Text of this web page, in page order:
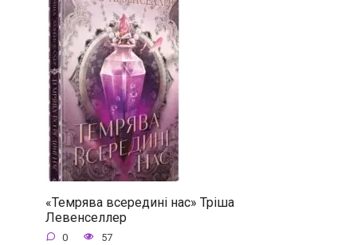
«Темрява всередині нас» Тріша
Левенселлер
0 57